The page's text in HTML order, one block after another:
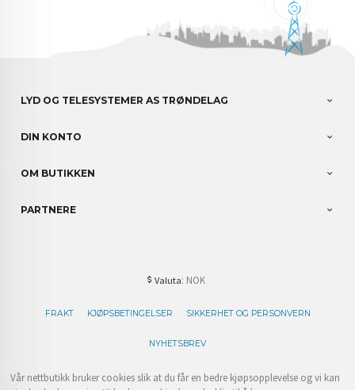
LYD OG TELESYSTEMER AS TRØNDELAG
DIN KONTO
OM BUTIKKEN
PARTNERE
Valuta: NOK
FRAKT KJØPSBETINGELSER SIKKERHET OG PERSONVERN
NYHETSBREV
Vår nettbutikk bruker cookies slik at du får en bedre kjøpsopplevelse og vi kan